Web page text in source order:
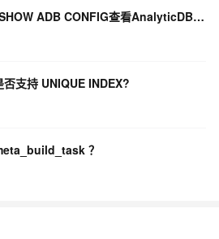
云数据仓库ADB 如何通过SHOW ADB CONFIG查看AnalyticDB MySQL配置项？
支持 UNIQUE INDEX?
？